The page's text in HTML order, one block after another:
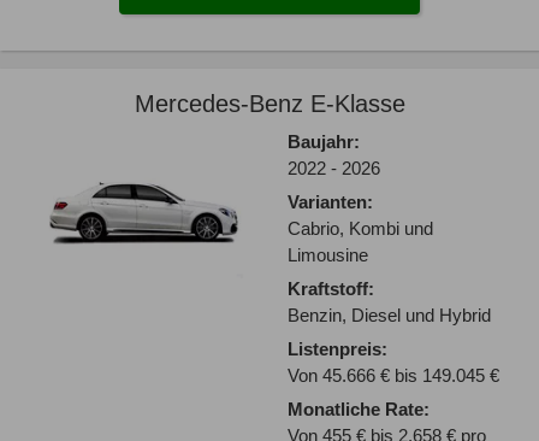
Mercedes-Benz E-Klasse
Baujahr:
2022 - 2026
Varianten:
Cabrio, Kombi und
Limousine
Kraftstoff:
Benzin, Diesel und Hybrid
Listenpreis:
Von 45.666 € bis 149.045 €
Monatliche Rate:
Von 455 € bis 2.658 € pro